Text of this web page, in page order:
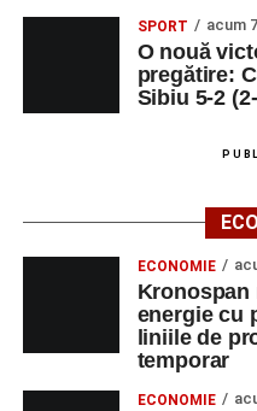
SPORT acum
O nouă
pregătire:
Sibiu 5-2
ECONOMIE
Kronospan
energie cu
liniile de
temporar
ECONOMIE